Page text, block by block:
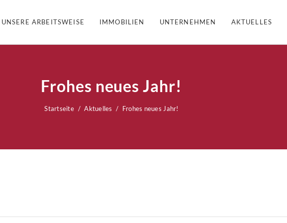
UNSERE ARBEITSWEISE IMMOBILIEN UNTERNEHMEN AKTUELLES
Frohes neues Jahr!
Startseite Aktuelles Frohes neues Jahr!